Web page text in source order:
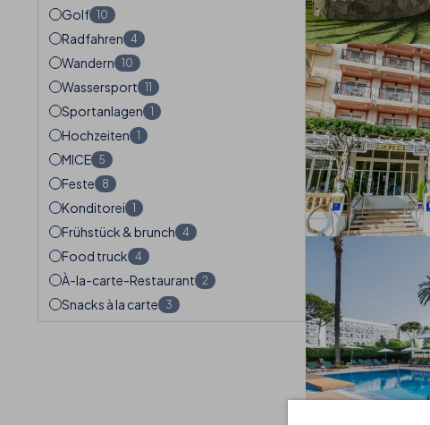
Golf 10
Radfahren 4
Wandern 10
Wassersport 11
Sportanlagen 1
Hochzeiten 1
MICE 5
Feste 8
Konditorei 1
Frühstück & brunch 4
Food truck 4
À-la-carte-Restaurant 2
Snacks à la carte 3